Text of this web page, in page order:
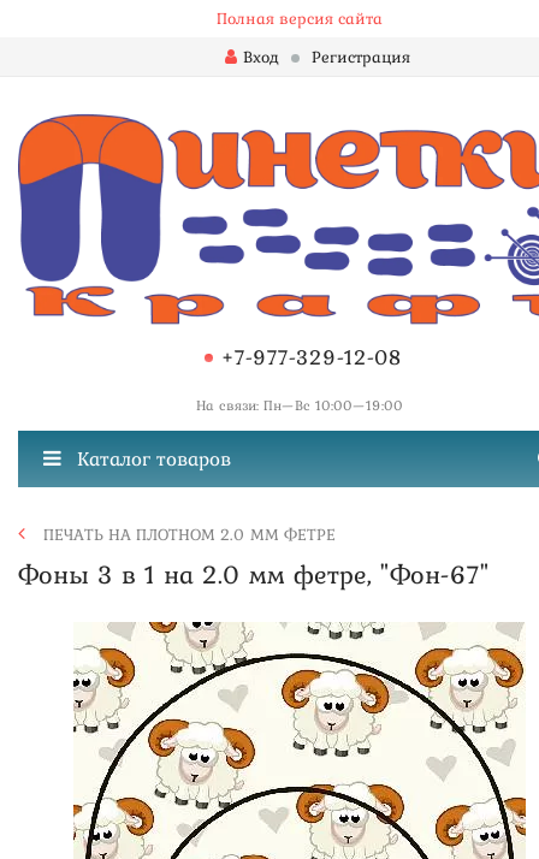
Полная версия сайта
Вход
Регистрация
+7-977-329-12-08
На связи: Пн—Вс 10:00—19:00
Каталог товаров
ПЕЧАТЬ НА ПЛОТНОМ 2.0 ММ ФЕТРЕ
Фоны 3 в 1 на 2.0 мм фетре, "Фон-67"